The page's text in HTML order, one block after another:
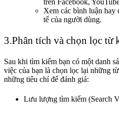
trên Facebook,
Xem các bình luận hay
tế của người dùng.
3.Phân tích và chọn lọc từ
Sau khi tìm kiếm bạn có một danh
việc của bạn là chọn lọc lại những
những tiêu chí để đánh giá:
Lưu lượng tìm kiếm (Search